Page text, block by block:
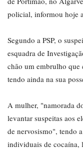
policial, informou hoje
Segundo a PSP, o
esquadra de
chão um embrulho
tendo ainda na sua
A mulher, "namorada
levantar suspeitas aos
de nervosismo", tendo
individuais de cocaína,